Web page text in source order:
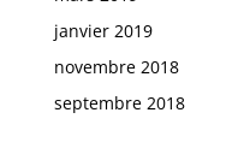
janvier 2019
novembre 2018
septembre 2018